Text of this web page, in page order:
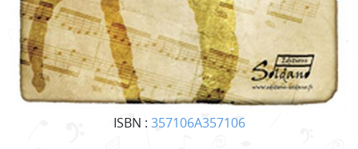
ISBN : 357106A357106